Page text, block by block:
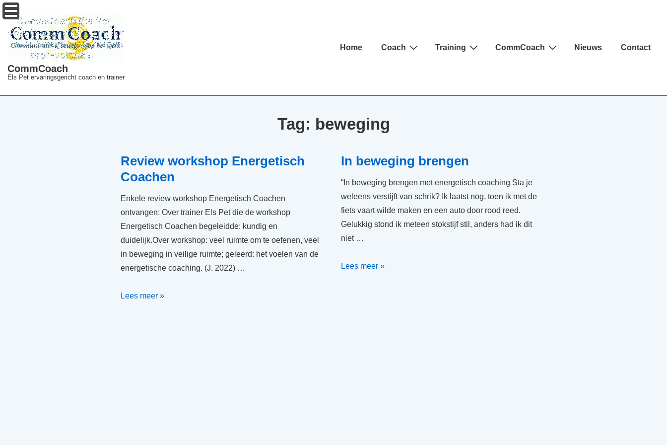
↓
Doorgaan
naar
hoofdinhoud
CommCoach
Els Pet ervaringsgericht coach en trainer
Hoofd
Home Coach Training CommCoach Nieuws Contact
Tag: beweging
Review workshop Energetisch
Coachen
Enkele review workshop Energetisch Coachen
ontvangen: Over trainer Els Pet die de workshop
Energetisch Coachen begeleidde: kundig en
duidelijk.Over workshop: veel ruimte om te oefenen, veel
in beweging in veilige ruimte; geleerd: het voelen van de
energetische coaching. (J. 2022) …
Review
Lees meer »
In beweging brengen
“In beweging brengen met energetisch coaching Sta je
weleens verstijft van schrik? Ik laatst nog, toen ik met de
fiets vaart wilde maken en een auto door rood reed.
Gelukkig stond ik meteen stokstijf stil, anders had ik dit
niet …
In
Lees meer »